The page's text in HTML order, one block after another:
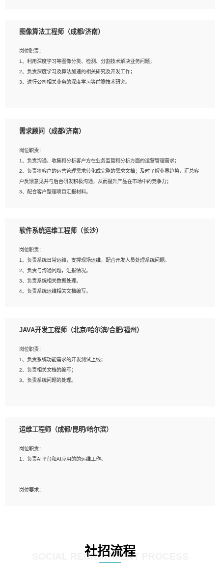
研发管理流程建设经验；
种常用框架和技术Springboot、Shiro、springcloud等；熟悉Linux常用命令和了解
常用脚本语言，较丰富的线上系统运维经验，复杂问题排查思路清晰。
相关的解决方案，包括视频分析、图像识别、NLP、OCR、机器学习等；
AI算法框架，对人脸识别、目标检测、图像识别、OCR、NLP等AI算法有深刻理
解。具有AI平台级产品/解决方案从业经验者优先。具有大数据技术背景者优先；
6、具备良好的客户意识与沟通能力，善于学习思考、创新与团队协作，认真负责、
执行力与抗压力强。
图像算法工程师（成都/济南）
岗位职责：
1、利用深度学习等图像分类、检测、分割技术解决业务问题；
2、负责深度学习及算法加速的相关研究及开发工作；
3、进行公司相关业务的深度学习等前瞻技术研究。
2、2年以上图像处理开发经验，熟悉python和spark开发；
建深度学习系统环境；
4、熟悉OPENCV、HALCON等常用图像处理软件，熟练进行图像处理；
5、熟悉主流的分类算法、聚类算法和关联分析算法原理，能熟练使用神经网络算法
的进行业务建模；
6、对OCR领域有深入的研究，熟悉模型调参，压缩和整型化方法；
需求顾问（成都/济南）
岗位职责：
1、负责沟通、收集和分析客户方在业务监管和分析方面的运营管理需求；
2、负责将客户的运营管理需求转化成完整的需求文档；及时了解业界趋势，汇总客
户反馈意见并与后台研发积极沟通，从而提升产品在市场中的竞争力；
3、配合客户整理项目汇报材料。
1、3年以上运营或解决方案的工作经验。
征，可独立提出完整的优化方案,并推动方案执行达成结果；熟练使用PPT、
WORD、EXCEL等办公软件；
3、深入理解公司各项AI产品和技术信息；具有较强的文档编写能力，能独立撰写
PPT、方案建议书等，面试时需携带个人制作的专业PPT文件进行展示。
软件系统运维工程师（长沙）
岗位职责：
1、负责系统日常运维，支撑现场运维，配合开发人员处理系统问题。
2、负责与沟通问题，汇报情况。
3、负责系统相关数据处理。
4、负责系统运维相关文档编写。
岗位要求：
2、精通linux命令。
3、熟悉oracle、mysql 数据库。
4、善于沟通，具有良好的团队合作精神和协作能力。
5、必须有实际的生产环境系统维护经验。
JAVA开发工程师（北京/哈尔滨/合肥/福州）
岗位职责：
1、负责系统功能需求的开发测试上线；
2、负责相关文档的编写；
3、负责系统问题的处理。
2、熟悉linux命令；
4、熟练使用oracle、mysql进行开发；
5、熟悉流程开发如使用activiti；
运维工程师（成都/昆明/哈尔滨）
岗位职责：
1、负责AI平台和AI应用的的运维工作。
岗位要求：
4、掌握DevOps思想、方法和流程。Jenkins工具使用；
5、掌握常见中间件配置与优化，如mysql、nginx等；
社招流程
SOCIAL RECRUITMENT PROCESS